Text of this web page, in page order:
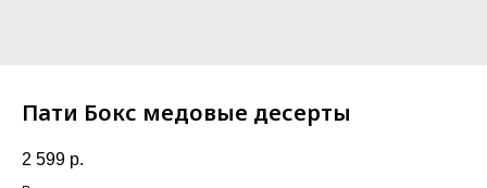
Пати Бокс медовые десерты
2 599 р.